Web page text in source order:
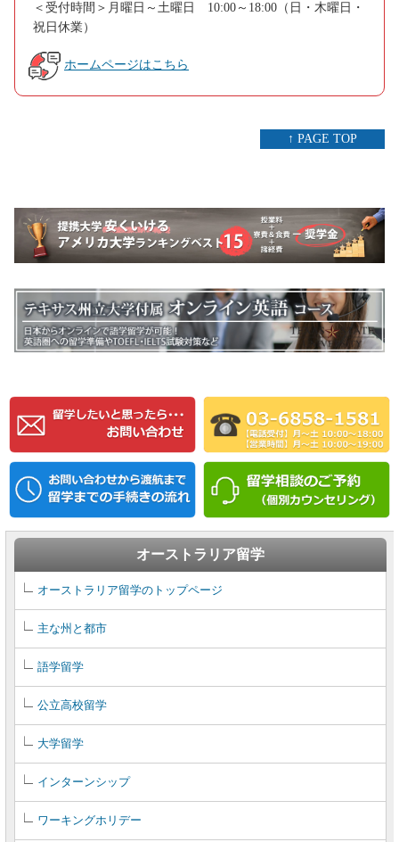
＜受付時間＞月曜日～土曜日 10:00～18:00（日・木曜日・
祝日休業）
ホームページはこちら
↑ PAGE TOP
オーストラリア留学
オーストラリア留学のトップページ
主な州と都市
語学留学
公立高校留学
大学留学
インターンシップ
ワーキングホリデー